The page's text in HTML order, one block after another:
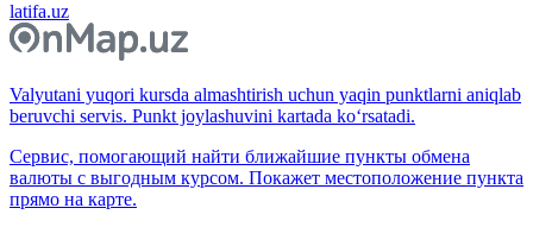
latifa.uz
Valyutani yuqori kursda almashtirish uchun yaqin punktlarni aniqlab
beruvchi servis. Punkt joylashuvini kartada ko‘rsatadi.
Сервис, помогающий найти ближайшие пункты обмена
валюты с выгодным курсом. Покажет местоположение пункта
прямо на карте.